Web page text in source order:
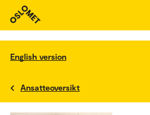
English version
Ansatteoversikt